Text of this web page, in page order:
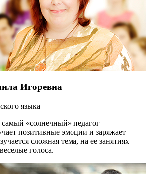
Игоревна
языка
«солнечный» педагог
позитивные эмоции и заряжает
сложная тема, на ее занятиях
голоса.